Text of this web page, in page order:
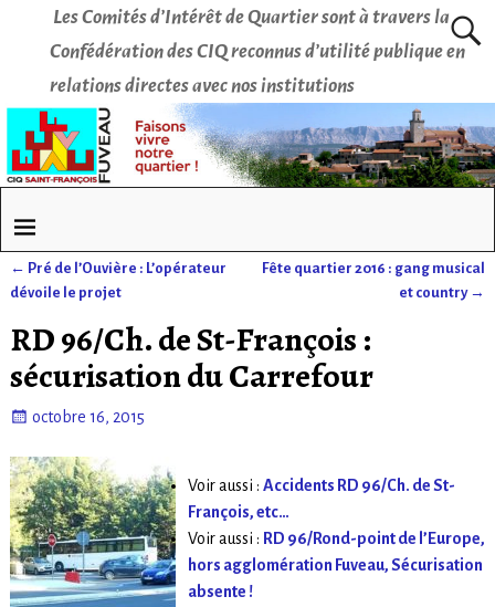
Les Comités d’Intérêt de Quartier sont à travers la
Confédération des CIQ reconnus d’utilité publique en
relations directes avec nos institutions
Navigation des articles
← Pré de l’Ouvière : L’opérateur
dévoile le projet
Fête quartier 2016 : gang musical
et country →
RD 96/Ch. de St-François :
sécurisation du Carrefour
octobre 16, 2015
Voir aussi : Accidents RD 96/Ch. de St-
François, etc…
Voir aussi : RD 96/Rond-point de l’Europe,
hors agglomération Fuveau, Sécurisation
absente !